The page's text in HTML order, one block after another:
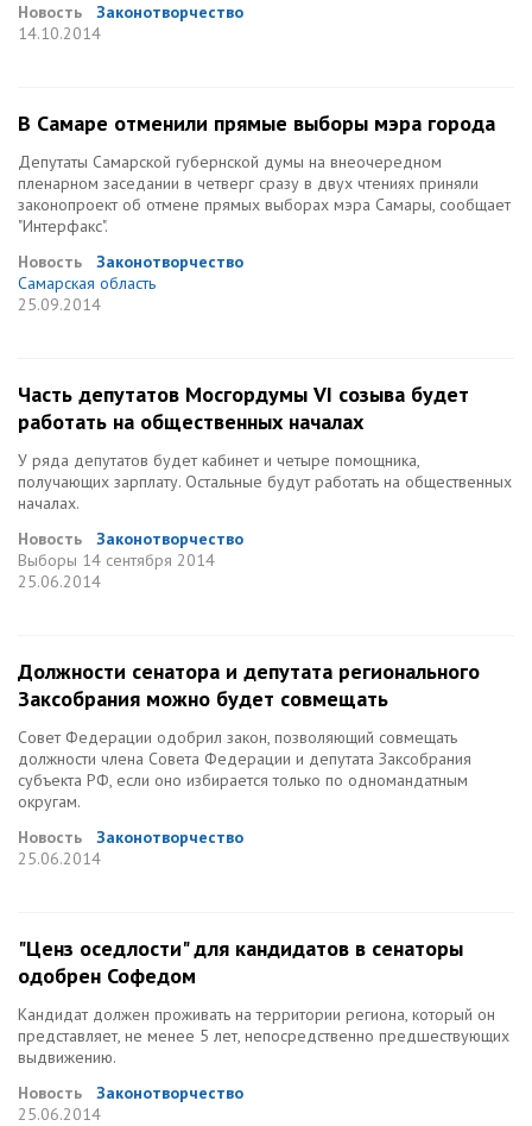
Новость
Законотворчество
14.10.2014
В Самаре отменили прямые выборы мэра города
Депутаты Самарской губернской думы на внеочередном
пленарном заседании в четверг сразу в двух чтениях приняли
законопроект об отмене прямых выборах мэра Самары, сообщает
"Интерфакс".
Новость
Законотворчество
Самарская область
25.09.2014
Часть депутатов Мосгордумы VI созыва будет
работать на общественных началах
У ряда депутатов будет кабинет и четыре помощника,
получающих зарплату. Остальные будут работать на общественных
началах.
Новость
Законотворчество
Выборы 14 сентября 2014
25.06.2014
Должности сенатора и депутата регионального
Заксобрания можно будет совмещать
Совет Федерации одобрил закон, позволяющий совмещать
должности члена Совета Федерации и депутата Заксобрания
субъекта РФ, если оно избирается только по одномандатным
округам.
Новость
Законотворчество
25.06.2014
"Ценз оседлости" для кандидатов в сенаторы
одобрен Софедом
Кандидат должен проживать на территории региона, который он
представляет, не менее 5 лет, непосредственно предшествующих
выдвижению.
Новость
Законотворчество
25.06.2014